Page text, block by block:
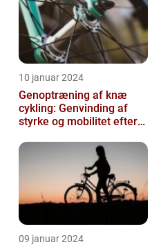
10 januar 2024
Genoptræning af knæ
cykling: Genvinding af
styrke og mobilitet efter
09 januar 2024